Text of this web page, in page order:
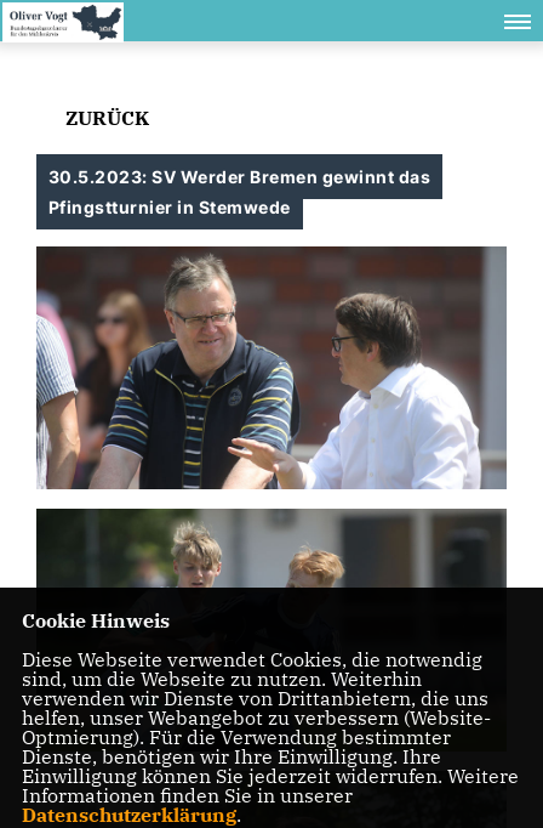
ZURÜCK
30.5.2023: SV Werder Bremen gewinnt das
Pfingstturnier in Stemwede
Cookie Hinweis
Diese Webseite verwendet Cookies, die notwendig
sind, um die Webseite zu nutzen. Weiterhin
verwenden wir Dienste von Drittanbietern, die uns
helfen, unser Webangebot zu verbessern (Website-
Optmierung). Für die Verwendung bestimmter
Dienste, benötigen wir Ihre Einwilligung. Ihre
Einwilligung können Sie jederzeit widerrufen. Weitere
Informationen finden Sie in unserer
Datenschutzerklärung.